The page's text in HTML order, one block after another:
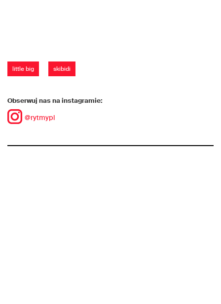
little big skibidi
Obserwuj nas na instagramie:
@rytmypl